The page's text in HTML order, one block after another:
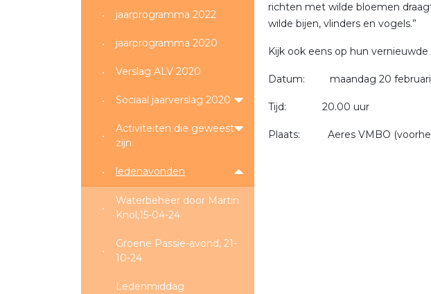
jaarprogramma 2022
jaarprogramma 2020
Verslag ALV 2020
Sociaal jaarverslag 2020
Activiteiten die geweest
zijn
ledenavonden
Waterbeheer door Martin
Knol,15-04-24
Groene Passie-avond, 21-
10-24
Ledenmiddag
richten met wilde bloemen
wilde bijen, vlinders en vogels.”
Kijk ook eens op hun vernieuwde
Datum: maandag 20 februari
Tijd: 20.00 uur
Plaats: Aeres VMBO